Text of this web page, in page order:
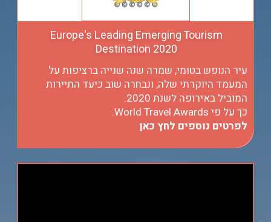
Europe's Leading Emerging Tourism
Destination 2020
עיר הנופש בטומי, שמרה שנה שנייה ברציפות על
המעמד היוקרתי שלה, ונבחרה שוב כיעד התיירות
המוביל באירופה לשנת 2020.
כך על פי World Travel Awards.
לפרטים נוספים לחץ כאן